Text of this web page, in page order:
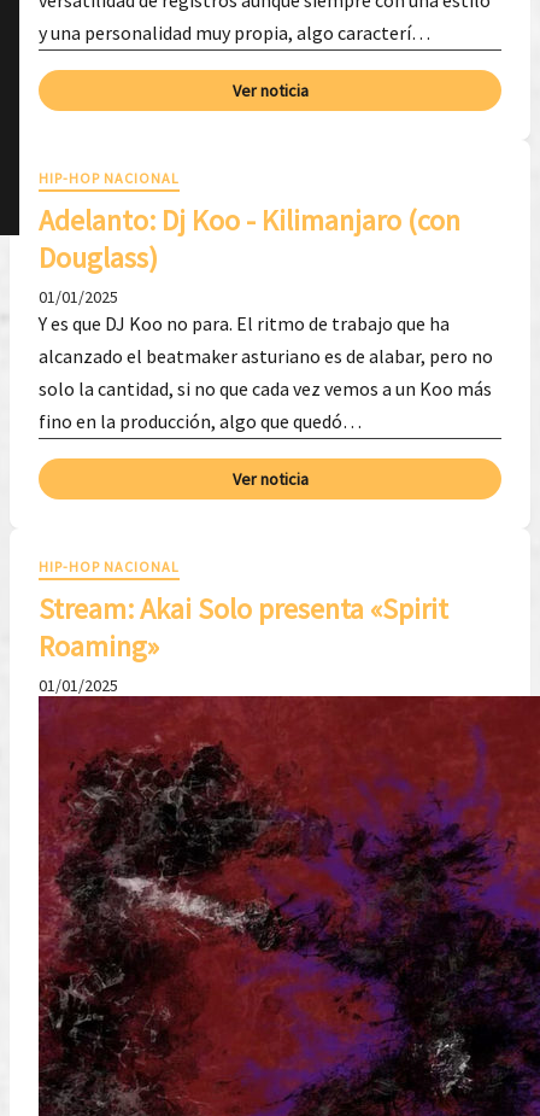
y una personalidad muy propia, algo caracterí…
Ver noticia
HIP-HOP NACIONAL
Adelanto: ​Dj Koo - Kilimanjaro (con
Douglass)
01/01/2025
Y es que DJ Koo no para. El ritmo de trabajo que ha
alcanzado el beatmaker asturiano es de alabar, pero no
solo la cantidad, si no que cada vez vemos a un Koo más
fino en la producción, algo que quedó…
Ver noticia
HIP-HOP NACIONAL
Stream: Akai Solo presenta «Spirit
Roaming»
01/01/2025